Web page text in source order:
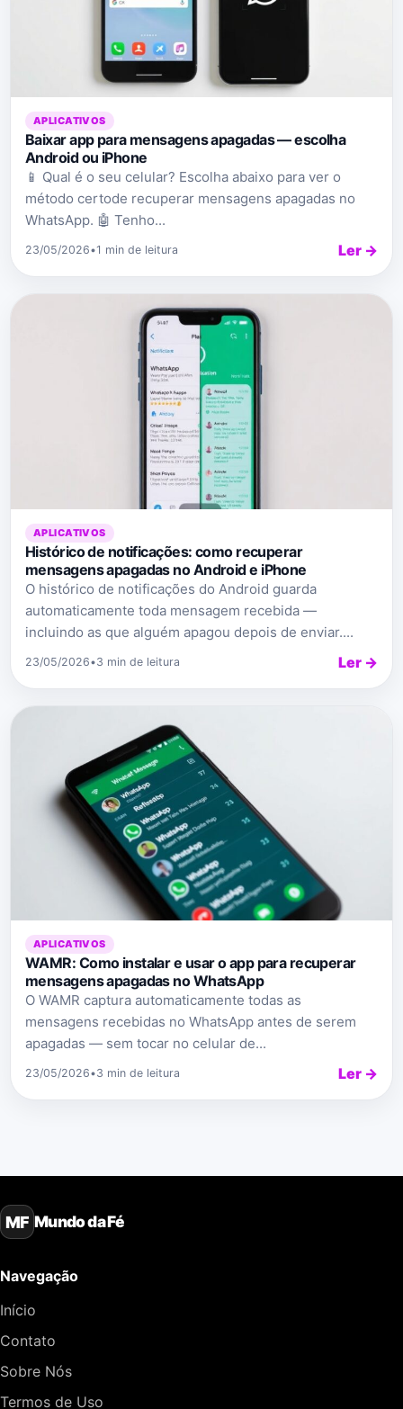
APLICATIVOS
Baixar app para mensagens apagadas — escolha
Android ou iPhone
📱 Qual é o seu celular? Escolha abaixo para ver o
método certode recuperar mensagens apagadas no
WhatsApp. 🤖 Tenho...
23/05/2026•1 min de leitura Ler →
APLICATIVOS
Histórico de notificações: como recuperar
mensagens apagadas no Android e iPhone
O histórico de notificações do Android guarda
automaticamente toda mensagem recebida —
incluindo as que alguém apagou depois de enviar....
23/05/2026•3 min de leitura Ler →
APLICATIVOS
WAMR: Como instalar e usar o app para recuperar
mensagens apagadas no WhatsApp
O WAMR captura automaticamente todas as
mensagens recebidas no WhatsApp antes de serem
apagadas — sem tocar no celular de...
23/05/2026•3 min de leitura Ler →
MF Mundo da Fé
Navegação
Início
Contato
Sobre Nós
Termos de Uso